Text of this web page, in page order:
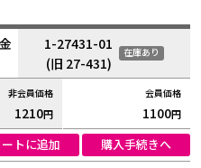
1-27431-01
(旧 27-431)
在庫あり
1210円 1100円
トに追加 購入手続きへ